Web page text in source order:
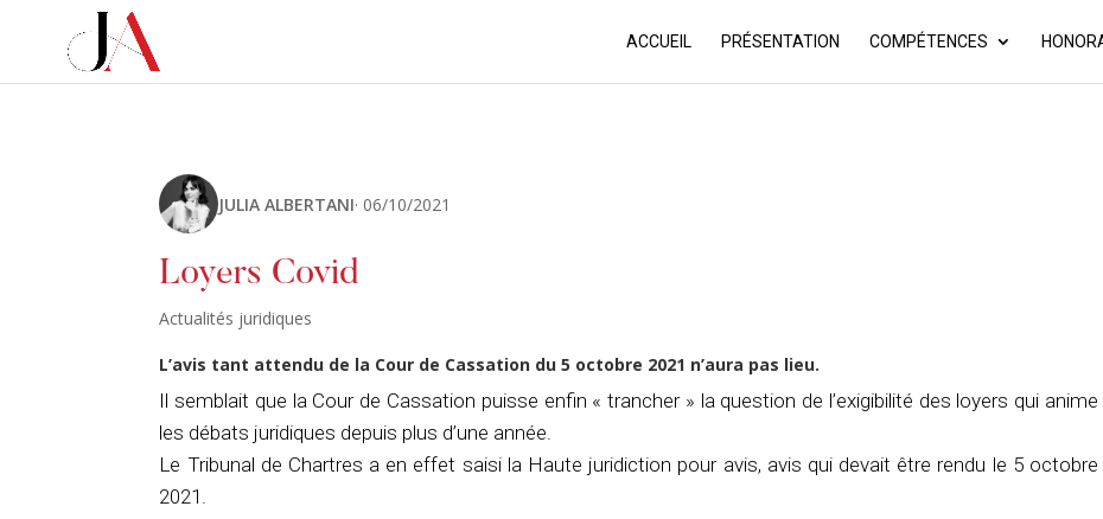
ACCUEIL PRÉSENTATION COMPÉTENCES
JULIA ALBERTANI· 06/10/2021
Loyers Covid
Actualités juridiques
L’avis tant attendu de la Cour de Cassation du 5 octobre 2021 n’aura pas lieu.
Il semblait que la Cour de Cassation puisse enfin « trancher » la question de l’exigibilité des loyers qui anime
les débats juridiques depuis plus d’une année.
Le Tribunal de Chartres a en effet saisi la Haute juridiction pour avis, avis qui devait être rendu le 5 octobre
2021.